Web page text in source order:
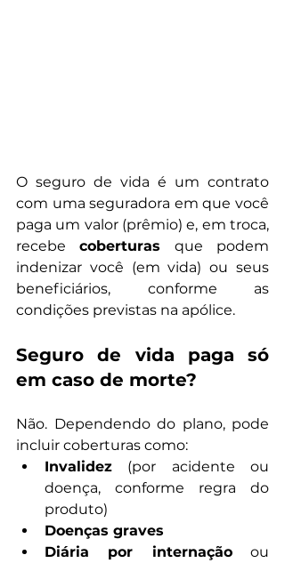
O seguro de vida é um contrato
com uma seguradora em que você
paga um valor (prêmio) e, em troca,
recebe coberturas que podem
indenizar você (em vida) ou seus
beneficiários, conforme as
condições previstas na apólice.
Seguro de vida paga só
em caso de morte?
Não. Dependendo do plano, pode
incluir coberturas como:
Invalidez (por acidente ou
doença, conforme regra do
produto)
Doenças graves
Diária por internação